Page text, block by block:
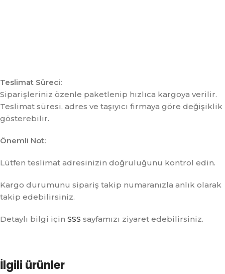
Teslimat Süreci:
Siparişleriniz özenle paketlenip hızlıca kargoya verilir.
Teslimat süresi, adres ve taşıyıcı firmaya göre değişiklik
gösterebilir.
Önemli Not:
Lütfen teslimat adresinizin doğruluğunu kontrol edin.
Kargo durumunu sipariş takip numaranızla anlık olarak
takip edebilirsiniz.
Detaylı bilgi için SSS sayfamızı ziyaret edebilirsiniz.
İlgili ürünler